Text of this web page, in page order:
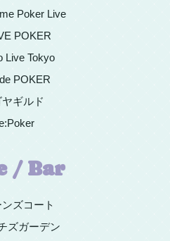
Poker Live
POKER
Live Tokyo
POKER
ギルド
/ Bar
ズコート
ズガーデン